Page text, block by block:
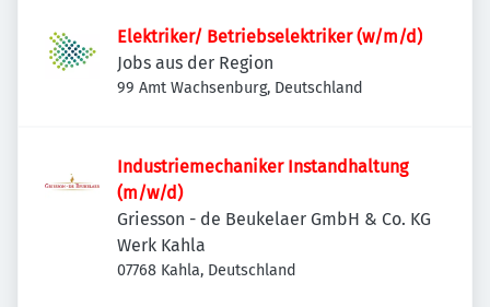
Elektriker/ Betriebselektriker (w/m/d)
Jobs aus der Region
99 Amt Wachsenburg, Deutschland
Industriemechaniker Instandhaltung
(m/w/d)
Griesson - de Beukelaer GmbH & Co. KG
Werk Kahla
07768 Kahla, Deutschland